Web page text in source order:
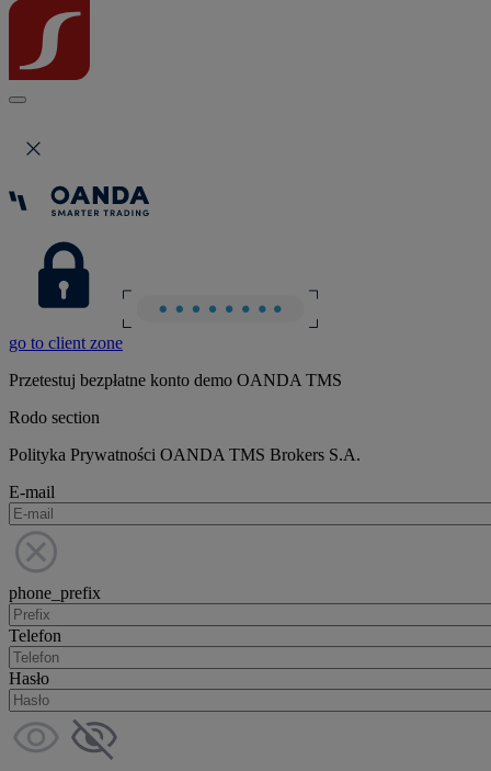
go to client zone
Przetestuj bezpłatne konto demo OANDA TMS
Rodo section
Polityka Prywatności OANDA TMS Brokers S.A.
E-mail
phone_prefix
Telefon
Hasło